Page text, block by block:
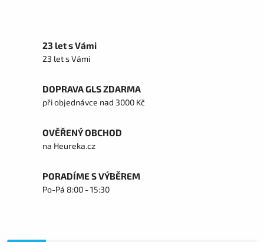
23 let s Vámi
23 let s Vámi
DOPRAVA GLS ZDARMA
při objednávce nad 3000 Kč
OVĚŘENÝ OBCHOD
na Heureka.cz
PORADÍME S VÝBĚREM
Po-Pá 8:00 - 15:30